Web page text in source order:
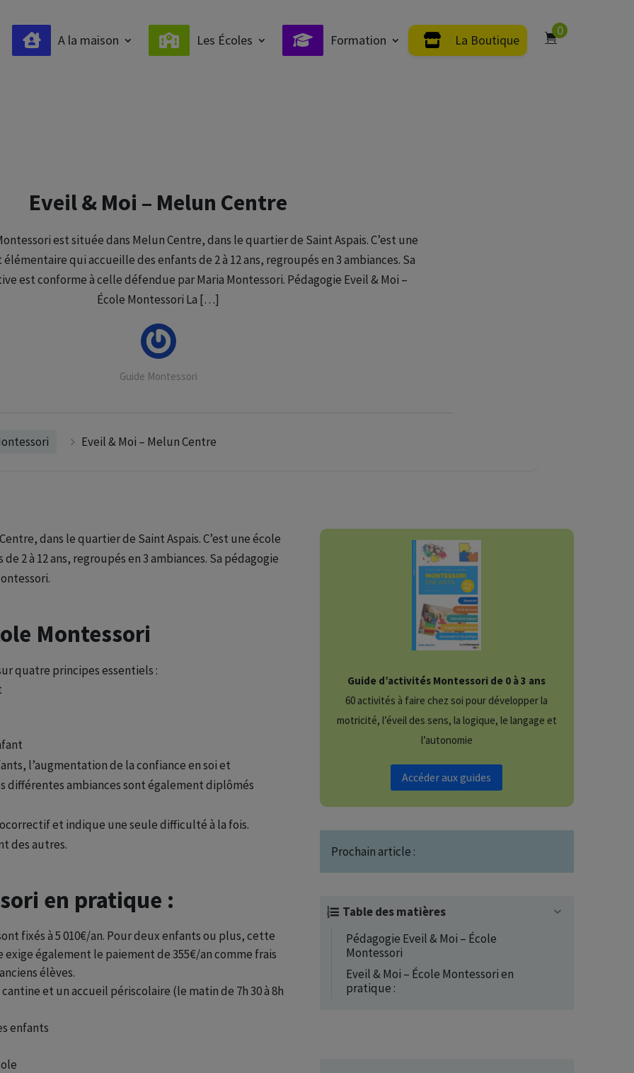
A la maison Les Écoles Formation La Boutique
0
Eveil & Moi – Melun Centre
est située dans Melun Centre, dans le quartier de Saint Aspais. C’est une
qui accueille des enfants de 2 à 12 ans, regroupés en 3 ambiances. Sa
est conforme à celle défendue par Maria Montessori. Pédagogie Eveil & Moi –
École Montessori La […]
Guide Montessori
Eveil & Moi – Melun Centre
dans le quartier de Saint Aspais. C’est une école
2 à 12 ans, regroupés en 3 ambiances. Sa pédagogie
Montessori
quatre principes essentiels :
l’augmentation de la confiance en soi et
différentes ambiances sont également diplômés
et indique une seule difficulté à la fois.
des autres.
en pratique :
fixés à 5 010€/an. Pour deux enfants ou plus, cette
également le paiement de 355€/an comme frais
élèves.
et un accueil périscolaire (le matin de 7h 30 à 8h
enfants
Guide d’activités Montessori de 0 à 3 ans
60 activités à faire chez soi pour développer la
motricité, l’éveil des sens, la logique, le langage et
l’autonomie
Accéder aux guides
Prochain article :
Table des matières
Pédagogie Eveil & Moi – École
Montessori
Eveil & Moi – École Montessori en
pratique :